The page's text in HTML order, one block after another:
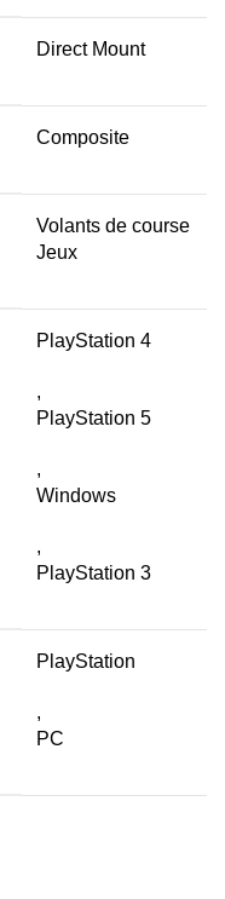
Direct Mount
Composite
Volants de course
Jeux
PlayStation 4
,
PlayStation 5
,
Windows
,
PlayStation 3
PlayStation
,
PC